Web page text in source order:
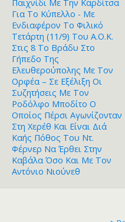
Παιχνίδι Με Την Καρδίτσα
Για Το Κύπελλο - Με
Ενδιαφέρον Το Φιλικό
Τετάρτη (11/9) Του Α.Ο.Κ.
Στις 8 Το Βράδυ Στο
Γήπεδο Της
Ελευθερούπολης Με Τον
Ορφέα – Σε Εξέλιξη Οι
Συζητήσεις Με Τον
Ροδόλφο Μποδίτο Ο
Οποίος Πέρσι Αγωνίζονταν
Στη Χερέθ Και Είναι Διά
Καής Πόθος Του Ντ.
Φέρνερ Να Έρθει Στην
Καβάλα Όσο Και Με Τον
Αντόνιο Νιούνεθ